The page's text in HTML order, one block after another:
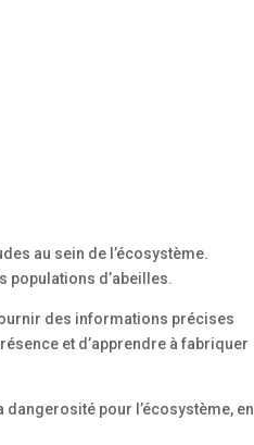
au sein de l’écosystème.
populations d’abeilles.
des informations précises
et d’apprendre à fabriquer
pour l’écosystème, en